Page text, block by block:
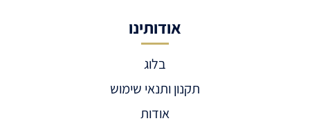
אודותינו
בלוג
תקנון ותנאי שימוש
אודות